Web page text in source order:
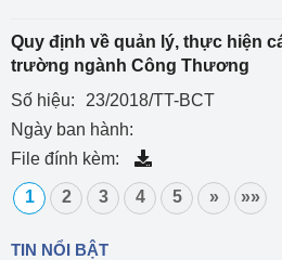
Quy định về quản lý, thực hiện
trường ngành Công Thương
Số hiệu:
23/2018/TT-BCT
Ngày ban hành:
File đính kèm:
1 2 3 4 5 » »»
TIN NỔI BẬT